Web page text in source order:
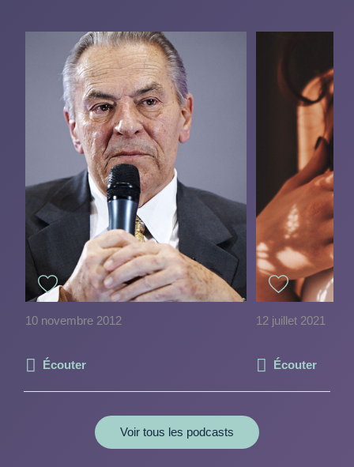
10 novembre 2012
Écouter
12 juillet 2021
Écouter
Voir tous les podcasts